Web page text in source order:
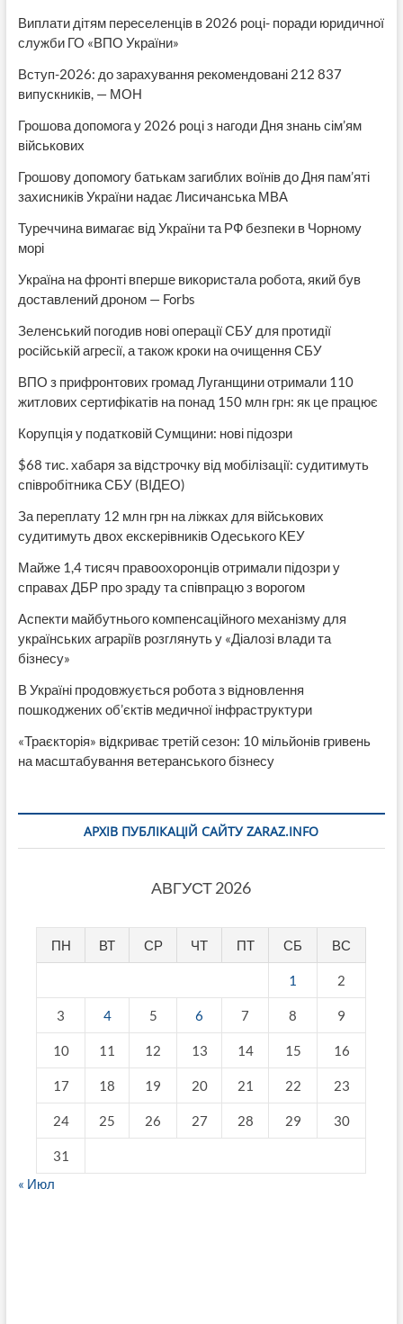
Виплати дітям переселенців в 2026 році- поради юридичної
служби ГО «ВПО України»
Вступ-2026: до зарахування рекомендовані 212 837
випускників, — МОН
Грошова допомога у 2026 році з нагоди Дня знань сім’ям
військових
Грошову допомогу батькам загиблих воїнів до Дня пам’яті
захисників України надає Лисичанська МВА
Туреччина вимагає від України та РФ безпеки в Чорному
морі
Україна на фронті вперше використала робота, який був
доставлений дроном — Forbs
Зеленський погодив нові операції СБУ для протидії
російській агресії, а також кроки на очищення СБУ
ВПО з прифронтових громад Луганщини отримали 110
житлових сертифікатів на понад 150 млн грн: як це працює
Корупція у податковій Сумщини: нові підозри
$68 тис. хабаря за відстрочку від мобілізації: судитимуть
співробітника СБУ (ВІДЕО)
За переплату 12 млн грн на ліжках для військових
судитимуть двох екскерівників Одеського КЕУ
Майже 1,4 тисяч правоохоронців отримали підозри у
справах ДБР про зраду та співпрацю з ворогом
Аспекти майбутнього компенсаційного механізму для
українських аграріїв розглянуть у «Діалозі влади та
бізнесу»
В Україні продовжується робота з відновлення
пошкоджених об’єктів медичної інфраструктури
«Траєкторія» відкриває третій сезон: 10 мільйонів гривень
на масштабування ветеранського бізнесу
АРХІВ ПУБЛІКАЦІЙ САЙТУ ZARAZ.INFO
АВГУСТ 2026
ПН ВТ СР ЧТ ПТ СБ ВС
1 2
3 4 5 6 7 8 9
10 11 12 13 14 15 16
17 18 19 20 21 22 23
24 25 26 27 28 29 30
31
« Июл